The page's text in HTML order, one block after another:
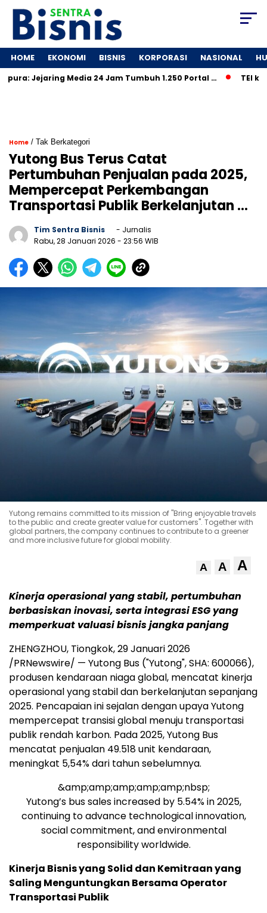
HOME EKONOMI BISNIS KORPORASI NASIONAL
Jejaring Media 24 Jam Tumbuh 1.250 Portal … TEI ke-40
Home / Tak Berkategori
Yutong Bus Terus Catat
Pertumbuhan Penjualan pada 2025,
Mempercepat Perkembangan
Transportasi Publik Berkelanjutan …
Tim Sentra Bisnis
- Jurnalis
Rabu, 28 Januari 2026 - 23:56 WIB
Yutong remains committed to its mission of "Bring enjoyable travels
to the public and create greater value for customers". Together with
global partners, the company continues to contribute to a greener
and more inclusive future for global mobility.
A A A
Kinerja operasional yang stabil, pertumbuhan
berbasiskan inovasi, serta integrasi ESG yang
memperkuat valuasi bisnis jangka panjang
ZHENGZHOU, Tiongkok,29 Januari 2026
/PRNewswire/ — Yutong Bus ("Yutong", SHA: 600066),
produsen kendaraan niaga global, mencatat kinerja
operasional yang stabil dan berkelanjutan sepanjang
2025. Pencapaian ini sejalan dengan upaya Yutong
mempercepat transisi global menuju transportasi
publik rendah karbon. Pada 2025, Yutong Bus
mencatat penjualan 49.518 unit kendaraan,
meningkat 5,54% dari tahun sebelumnya.
&amp;amp;amp;amp;amp;nbsp;
Yutong’s bus sales increased by 5.54% in 2025,
continuing to advance technological innovation,
social commitment, and environmental
responsibility worldwide.
Kinerja Bisnis yang Solid dan Kemitraan yang
Saling Menguntungkan Bersama Operator
Transportasi Publik